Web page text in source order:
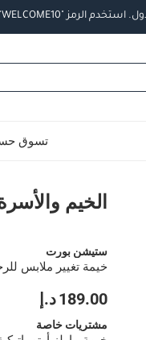
. استخدم الرمز"WELCOME10".
تسوق حسب
والوسائد
الخيم
ستيشن بورت
خيمة تغيير ملابس
189.00 د.إ
مشتريات خاصة